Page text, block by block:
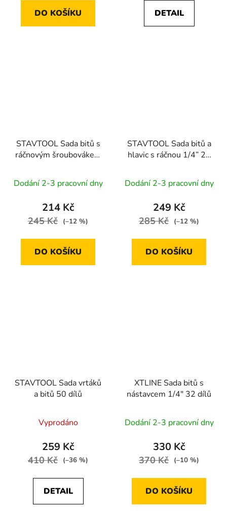
DO KOŠÍKU DETAIL
STAVTOOL Sada bitů s
ráčnovým šroubovákem
Dodání 2-3 pracovní dny
214 Kč
245 Kč (–12 %)
DO KOŠÍKU
STAVTOOL Sada bitů a
hlavic s ráčnou 1/4” 23
Dodání 2-3 pracovní dny
249 Kč
285 Kč (–12 %)
DO KOŠÍKU
STAVTOOL Sada vrtáků
a bitů 50 dílů
Vyprodáno
259 Kč
410 Kč (–36 %)
DETAIL
XTLINE Sada bitů s
nástavcem 1/4" 32 dílů
Dodání 2-3 pracovní dny
330 Kč
370 Kč (–10 %)
DO KOŠÍKU